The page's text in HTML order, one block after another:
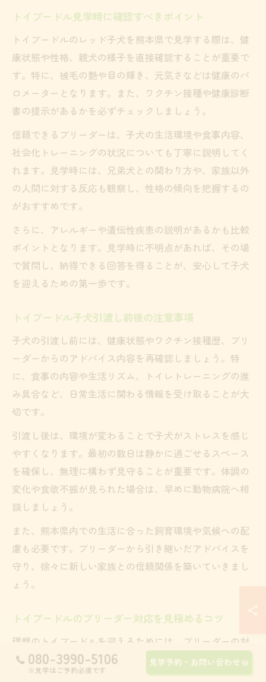
トイプードル見学時に確認すべきポイント
トイプードルのレッド子犬を熊本県で見学する際は、健
康状態や性格、親犬の様子を直接確認することが重要で
す。特に、被毛の艶や目の輝き、元気さなどは健康のバ
ロメーターとなります。また、ワクチン接種や健康診断
書の提示があるかを必ずチェックしましょう。
信頼できるブリーダーは、子犬の生活環境や食事内容、
社会化トレーニングの状況についても丁寧に説明してく
れます。見学時には、兄弟犬との関わり方や、家族以外
の人間に対する反応も観察し、性格の傾向を把握するの
がおすすめです。
さらに、アレルギーや遺伝性疾患の説明があるかも比較
ポイントとなります。見学時に不明点があれば、その場
で質問し、納得できる回答を得ることが、安心して子犬
を迎えるための第一歩です。
トイプードル子犬引渡し前後の注意事項
子犬の引渡し前には、健康状態やワクチン接種歴、ブリ
ーダーからのアドバイス内容を再確認しましょう。特
に、食事の内容や生活リズム、トイレトレーニングの進
み具合など、日常生活に関わる情報を受け取ることが大
切です。
引渡し後は、環境が変わることで子犬がストレスを感じ
やすくなります。最初の数日は静かに過ごせるスペース
を確保し、無理に構わず見守ることが重要です。体調の
変化や食欲不振が見られた場合は、早めに動物病院へ相
談しましょう。
また、熊本県内での生活に合った飼育環境や気候への配
慮も必要です。ブリーダーから引き継いだアドバイスを
守り、徐々に新しい家族との信頼関係を築いていきまし
ょう。
トイプードルのブリーダー対応を見極めるコツ
理想のトイプードルを迎えるためには、ブリーダーの対
応や姿勢をしっかり見極めることが不可欠です。信頼で
きるブリーダーは、積極的に見学を受け入れ、子犬や親
080-3990-5106
※見学はご予約必須です
見学予約・お問い合わせ